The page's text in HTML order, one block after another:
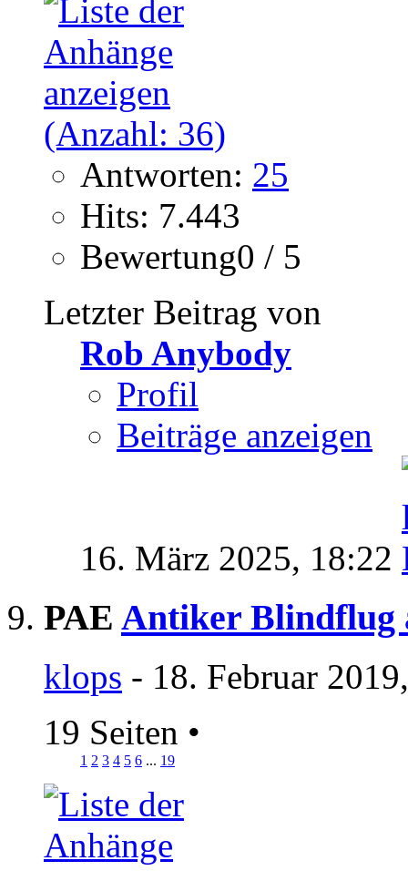
Antworten: 25
Hits: 7.443
Bewertung0 / 5
Letzter Beitrag von
Rob Anybody
Profil
Beiträge anzeigen
16. März 2025, 18:22
PAE Antiker Blindflug
klops - 18. Februar
19 Seiten •
1 2 3 4 5 6 ... 19